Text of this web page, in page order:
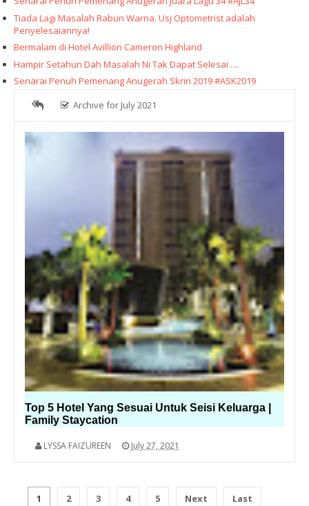
Tiada Lagi Masalah Rabun Warna. Usj Optometrist adalah
Penyelesaiannya!
Bermalam di Hotel Avillion Cameron Highland
Hampir Setahun Dah Masalah Ni Tak Dapat Selesai ....
Senarai Penuh Pemenang Anugerah Skrin 2019 #ASK2019
Archive for July 2021
Top 5 Hotel Yang Sesuai Untuk Seisi Keluarga |
Family Staycation
LYSSA FAIZUREEN July 27, 2021
1 2 3 4 5 Next Last